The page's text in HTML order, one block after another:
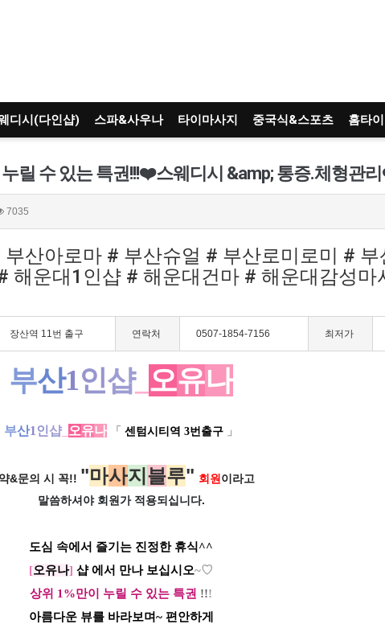
디시(다인샵) 스파&사우나 타이마사지 중국식&스포츠 홈타
7035
산아로마 # 부산슈얼 # 부산로미로미 # 부
해운대1인샵 # 해운대건마 # 해운대감성마
장산역 11번 출구 연락처 0507-1854-7156 최저가
부산1인샵_ 오유나
부산1 인 샵_ 오유나 「 센텀시티역 3번출구 」
&문의 시 꼭!! "마사지 블루" 회원 이라고
말씀하셔야 회원가 적용되십니다.
도심 속에서 즐기는 진정한 휴식^^
[오유나] 샵 에서 만나 보십시오~♡
상위 1%만이 누릴 수 있는 특권 !!!
아름다운 뷰를 바라보며~ 편안하게